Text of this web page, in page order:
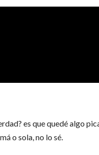
es que quedé algo
o sola, no lo sé.